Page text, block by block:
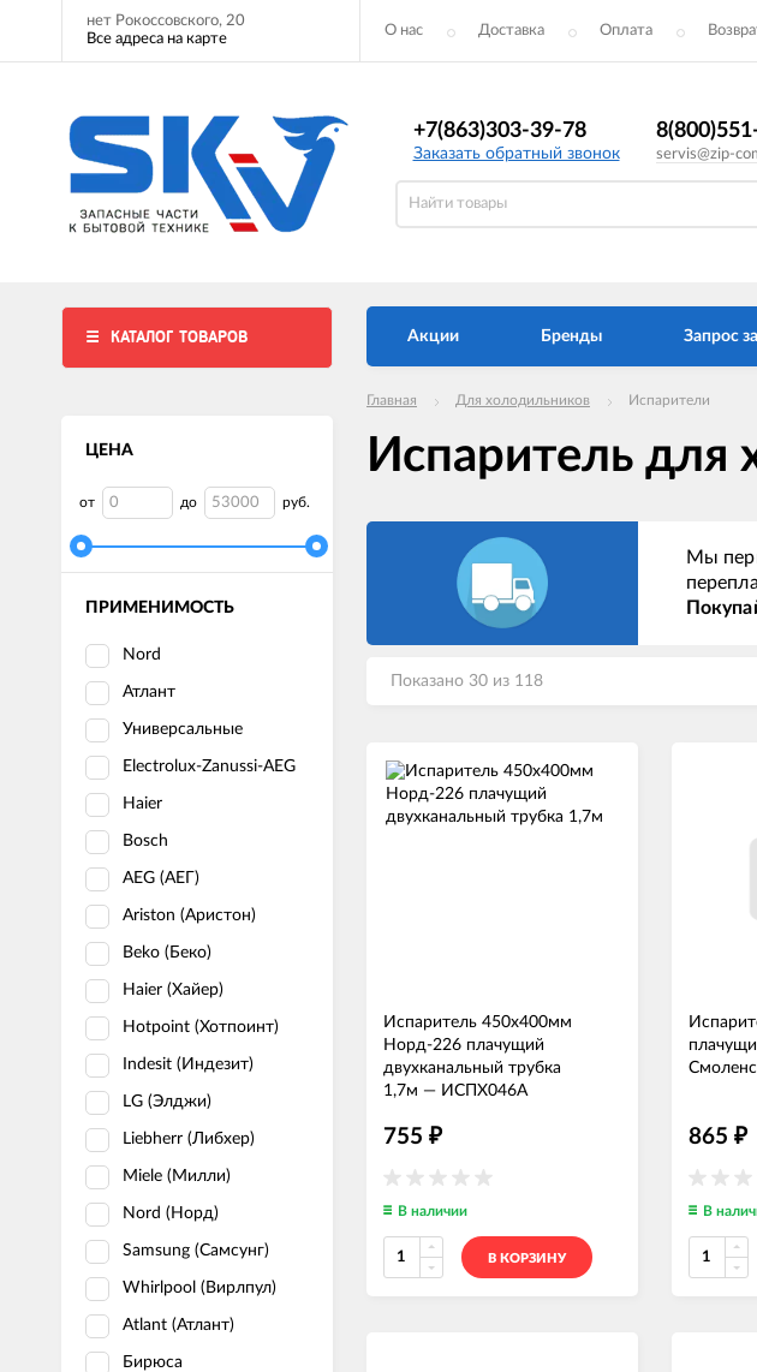
нет Рокоссовского, 20
Все адреса на карте
О нас Доставка Оплата
+7(863)303-39-78
Заказать обратный звонок servis@zip-
КАТАЛОГ ТОВАРОВ
ЦЕНА
от до руб.
ПРИМЕНИМОСТЬ
Nord
Атлант
Универсальные
Electrolux-Zanussi-AEG
Haier
Bosch
AEG (АЕГ)
Ariston (Аристон)
Beko (Беко)
Haier (Хайер)
Hotpoint (Хотпоинт)
Indesit (Индезит)
LG (Элджи)
Liebherr (Либхер)
Miele (Милли)
Nord (Норд)
Samsung (Самсунг)
Whirlpool (Вирлпул)
Atlant (Атлант)
Бирюса
Акции Бренды Запрос
Главная Для холодильников Испарители
Испаритель для
Мы
Показано 30 из 118
Испаритель 450x400мм
Норд-226 плачущий
двухканальный трубка
1,7м — ИСПХ046А
755 ₽
В наличии
В КОРЗИНУ
865 ₽
В